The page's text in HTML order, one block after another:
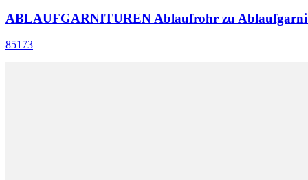
ABLAUFGARNITUREN Ablaufrohr zu
85173